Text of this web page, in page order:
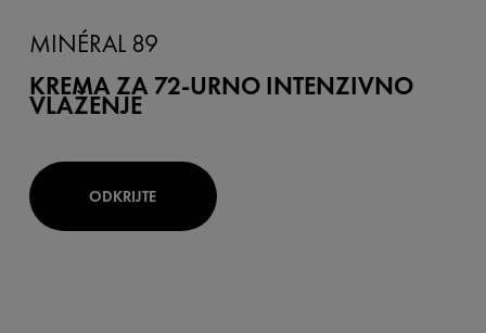
MINÉRAL 89
KREMA ZA 72-URNO INTENZIVNO
VLAŽENJE
ODKRIJTE